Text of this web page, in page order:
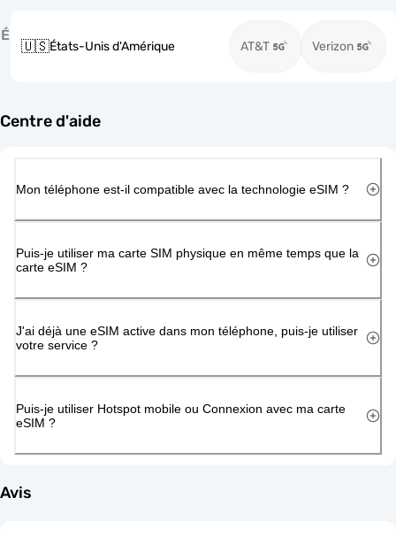
É
🇺🇸États-Unis d'Amérique AT&T Verizon
Centre d'aide
Mon téléphone est-il compatible avec la technologie eSIM ?
Puis-je utiliser ma carte SIM physique en même temps que la
carte eSIM ?
J'ai déjà une eSIM active dans mon téléphone, puis-je utiliser
votre service ?
Puis-je utiliser Hotspot mobile ou Connexion avec ma carte
eSIM ?
Avis